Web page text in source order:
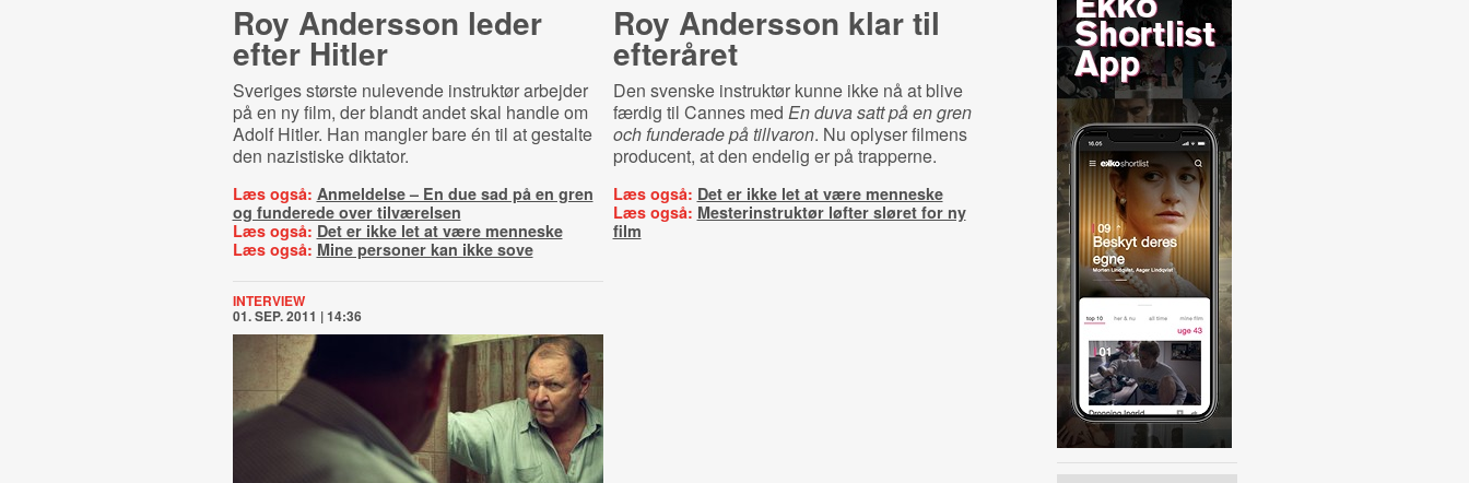
Roy Andersson leder
efter Hitler
Sveriges største nulevende instruktør arbejder
på en ny film, der blandt andet skal handle om
Adolf Hitler. Han mangler bare én til at gestalte
den nazistiske diktator.
Læs også: Anmeldelse – En due sad på en gren
og funderede over tilværelsen
Læs også: Det er ikke let at være menneske
Læs også: Mine personer kan ikke sove
Roy Andersson klar til
efteråret
Den svenske instruktør kunne ikke nå at blive
færdig til Cannes med En duva satt på en gren
och funderade på tillvaron. Nu oplyser filmens
producent, at den endelig er på trapperne.
Læs også: Det er ikke let at være menneske
Læs også: Mesterinstruktør løfter sløret for ny
film
INTERVIEW
01. SEP. 2011 | 14:36